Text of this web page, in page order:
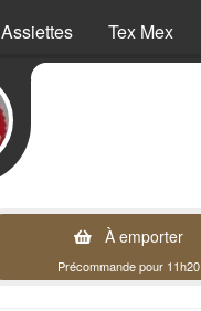
Assiettes Tex Mex
À emporter
Précommande pour 11h20